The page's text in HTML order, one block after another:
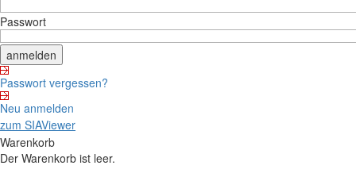
Passwort
Passwort vergessen?
Neu anmelden
zum SIAViewer
Warenkorb
Der Warenkorb ist leer.